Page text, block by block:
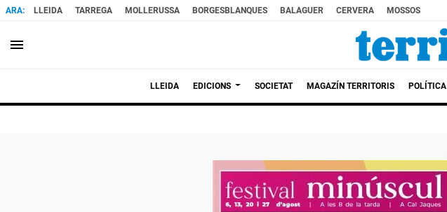
LLEIDA TARREGA MOLLERUSSA BORGESBLANQUES BALAGUER CERVERA MOSSOS
menu
LLEIDA EDICIONS SOCIETAT MAGAZÍN TERRITORIS POLÍTICA